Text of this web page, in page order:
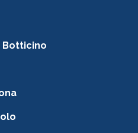
Botticino